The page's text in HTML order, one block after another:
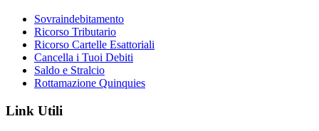
Sovraindebitamento
Ricorso Tributario
Ricorso Cartelle Esattoriali
Cancella i Tuoi Debiti
Saldo e Stralcio
Rottamazione Quinquies
Link Utili